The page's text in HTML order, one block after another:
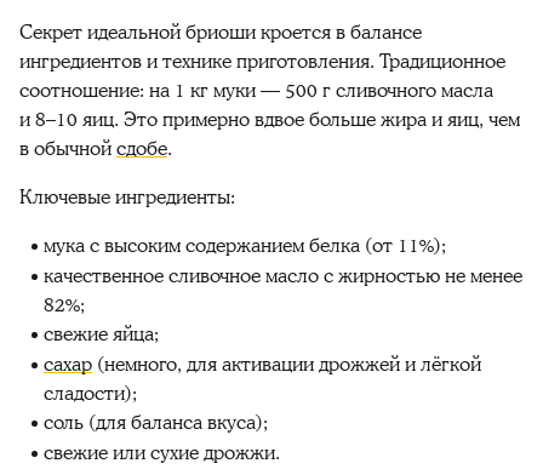
Секрет идеальной бриоши кроется в балансе
ингредиентов и технике приготовления. Традиционное
соотношение: на 1 кг муки — 500 г сливочного масла
и 8–10 яиц. Это примерно вдвое больше жира и яиц, чем
в обычнойсдобе.
Ключевые ингредиенты:
мука с высоким содержанием белка (от 11%);
качественное сливочное масло с жирностью не менее
82%;
свежие яйца;
сахар (немного, для активации дрожжей и лёгкой
сладости);
соль (для баланса вкуса);
свежие или сухие дрожжи.